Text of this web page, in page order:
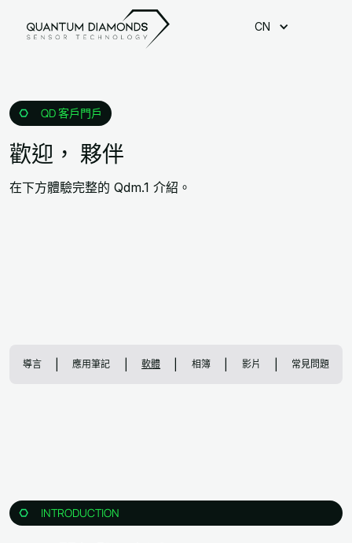
CN
QD 客戶門戶
歡迎， 夥伴
在下方體驗完整的 Qdm.1 介紹。
導言 應用筆記 軟體 相簿 影片 常見問題
INTRODUCTION